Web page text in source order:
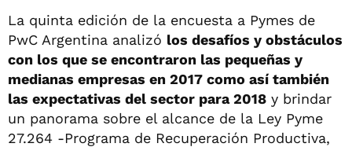
La quinta edición de la encuesta a Pymes de
PwC Argentina analizó los desafíos y obstáculos
con los que se encontraron las pequeñas y
medianas empresas en 2017 como así también
las expectativas del sector para 2018 y brindar
un panorama sobre el alcance de la Ley Pyme
27.264 -Programa de Recuperación Productiva,